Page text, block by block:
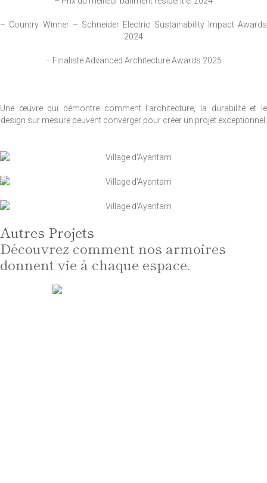
– Country Winner – Schneider Electric Sustainability Impact Awards
2024
– Finaliste Advanced Architecture Awards 2025
Une œuvre qui démontre comment l’architecture, la durabilité et le
design sur mesure peuvent converger pour créer un projet exceptionnel.
Autres Projets
Découvrez comment nos armoires
donnent vie à chaque espace.